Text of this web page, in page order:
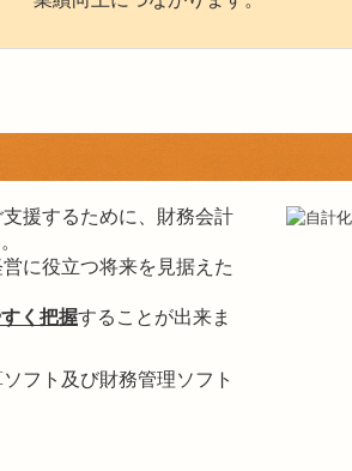
援するために、財務会計
に役立つ将来を見据えた
く把握することが出来ま
フト及び財務管理ソフト